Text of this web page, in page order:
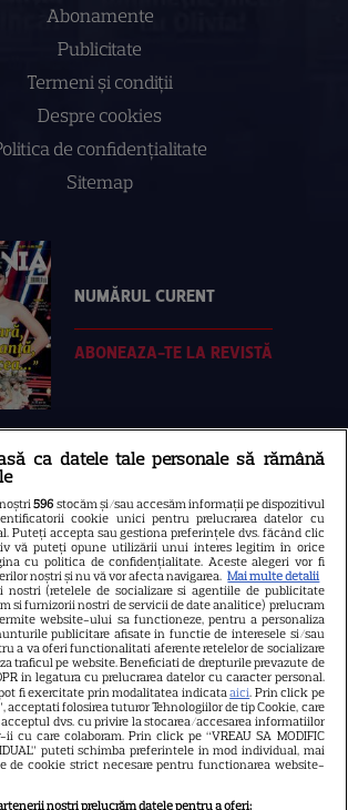
Abonamente
Publicitate
Termeni și condiții
Despre cookies
de confidenţialitate
Sitemap
NUMĂRUL CURENT
ABONEAZA-TE LA REVISTĂ
Libertatea
Libertatea pentru femei
GSP
Știri mondene
Avantaje
Elle
Unica
Retete practice
URMĂREȘTE-NE PE
ca datele tale personale să rămână
596 stocăm și/sau accesăm informații pe dispozitivul
cookie unici pentru prelucrarea datelor cu
Puteți accepta sau gestiona preferințele dvs. făcând clic
vă puteți opune utilizării unui interes legitim în orice
cu politica de confidențialitate. Aceste alegeri vor fi
noștri și nu vă vor afecta navigarea. Mai multe detalii
nostri (retelele de socializare si agentiile de publicitate
si furnizorii nostri de servicii de date analitice) prelucram
website-ului sa functioneze, pentru a personaliza
publicitare afisate in functie de interesele si/sau
a va oferi functionalitati aferente retelelor de socializare
traficul pe website. Beneficiati de drepturile prevazute de
in legatura cu prelucrarea datelor cu caracter personal.
fi exercitate prin modalitatea indicataaici. Prin click pe
acceptati folosirea tuturor Tehnologiilor de tip Cookie, care
dvs. cu privire la stocarea/accesarea informatiilor
ii cu care colaboram. Prin click pe “VREAU SA MODIFIC
puteti schimba preferintele in mod individual, mai
de cookie strict necesare pentru functionarea website-
noștri prelucrăm datele pentru a oferi: